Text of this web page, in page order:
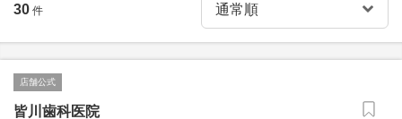
30 件
店舗公式
皆川歯科医院